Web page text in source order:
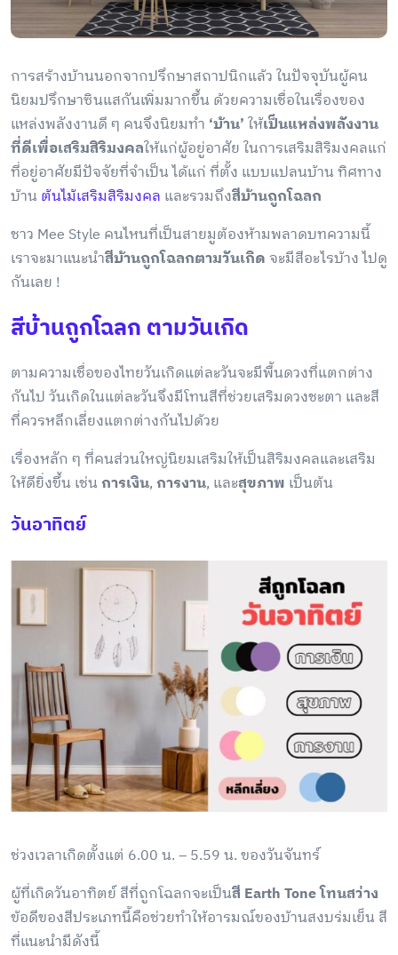
การสร้างบ้านนอกจากปรึกษาสถาปนิกแล้ว ในปัจจุบันผู้คน
นิยมปรึกษาซินแสกันเพิ่มมากขึ้น ด้วยความเชื่อในเรื่องของ
แหล่งพลังงานดี ๆ คนจึงนิยมทำ ‘บ้าน’ให้เป็นแหล่งพลังงาน
ที่ดีเพื่อเสริมสิริมงคลให้แก่ผู้อยู่อาศัย ในการเสริมสิริมงคลแก่
ที่อยู่อาศัยมีปัจจัยที่จำเป็น ได้แก่ ที่ตั้ง แบบแปลนบ้าน ทิศทาง
บ้าน ต้นไม้เสริมสิริมงคล และรวมถึงสีบ้านถูกโฉลก
ชาว Mee Style คนไหนที่เป็นสายมูต้องห้ามพลาดบทความนี้
เราจะมาแนะนำสีบ้านถูกโฉลกตามวันเกิดจะมีสีอะไรบ้าง ไปดู
กันเลย !
สีบ้านถูกโฉลก ตามวันเกิด
ตามความเชื่อของไทยวันเกิดแต่ละวันจะมีพื้นดวงที่แตกต่าง
กันไป วันเกิดในแต่ละวันจึงมีโทนสีที่ช่วยเสริมดวงชะตา และสี
ที่ควรหลีกเลี่ยงแตกต่างกันไปด้วย
เรื่องหลัก ๆ ที่คนส่วนใหญ่นิยมเสริมให้เป็นสิริมงคลและเสริม
ให้ดียิ่งขึ้น เช่นการเงิน,การงาน, และสุขภาพ เป็นต้น
วันอาทิตย์
ช่วงเวลาเกิดตั้งแต่ 6.00 น. – 5.59 น. ของวันจันทร์
ผู้ที่เกิดวันอาทิตย์ สีที่ถูกโฉลกจะเป็นสี Earth Tone โทนสว่าง
ข้อดีของสีประเภทนี้คือช่วยทำให้อารมณ์ของบ้านสงบร่มเย็น สี
ที่แนะนำมีดังนี้